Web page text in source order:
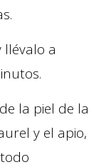
llévalo a
la piel de la
y el apio,